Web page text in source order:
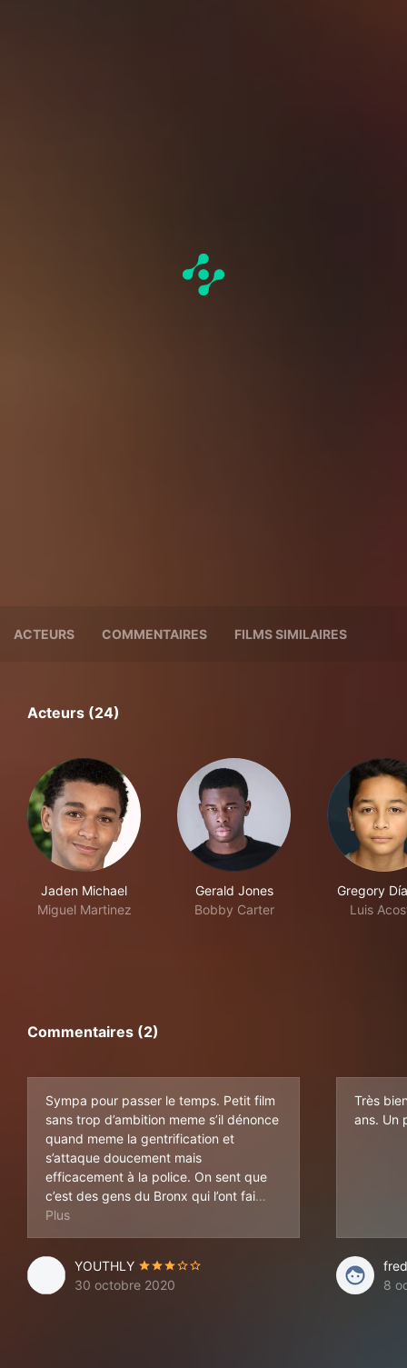
ACTEURS COMMENTAIRES FILMS SIMILAIRES
Acteurs (24)
Jaden Michael
Miguel Martinez
Gerald Jones
Bobby Carter
Gregory
Luis
Commentaires (2)
Sympa pour passer le temps. Petit film
sans trop d’ambition meme s’il dénonce
quand meme la gentrification et
s’attaque doucement mais
efficacement à la police. On sent que
c’est des gens du Bronx qui l’ont fai
t et ca le rend vraiment authentique ! Sympa comme
YOUTHLY
30 octobre 2020
Très
ans. Un
8